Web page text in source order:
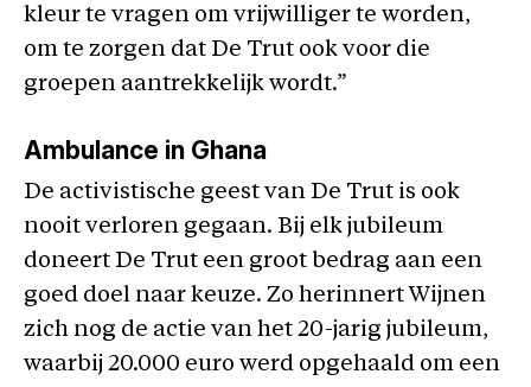
kleur te vragen om vrijwilliger te worden,
om te zorgen dat De Trut ook voor die
groepen aantrekkelijk wordt.”
Ambulance in Ghana
De activistische geest van De Trut is ook
nooit verloren gegaan. Bij elk jubileum
doneert De Trut een groot bedrag aan een
goed doel naar keuze. Zo herinnert Wijnen
zich nog de actie van het 20-jarig jubileum,
waarbij 20.000 euro werd opgehaald om een